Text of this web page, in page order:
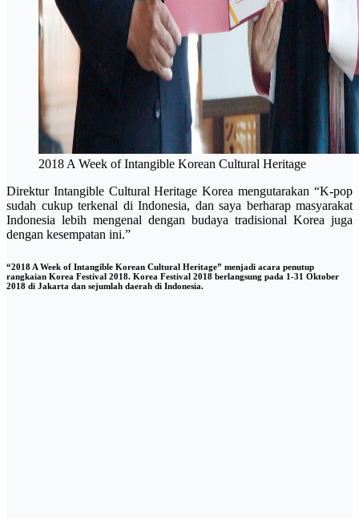
2018 A Week of Intangible Korean Cultural Heritage
Direktur Intangible Cultural Heritage Korea mengutarakan “K-pop
sudah cukup terkenal di Indonesia, dan saya berharap masyarakat
Indonesia lebih mengenal dengan budaya tradisional Korea juga
dengan kesempatan ini.”
“2018 A Week of Intangible Korean Cultural Heritage” menjadi acara penutup
rangkaian Korea Festival 2018. Korea Festival 2018 berlangsung pada 1-31 Oktober
2018 di Jakarta dan sejumlah daerah di Indonesia.